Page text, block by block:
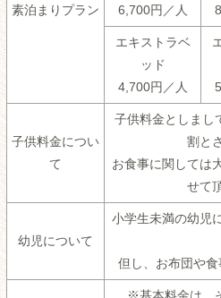
素泊まりプラン
6,700円／人
エキストラベ
ッド
4,700円／人
子供料金につい
て
子供料金としまし
割と
お食事に関しては
せて
幼児について
小学生未満の幼児
但し、お布団や食